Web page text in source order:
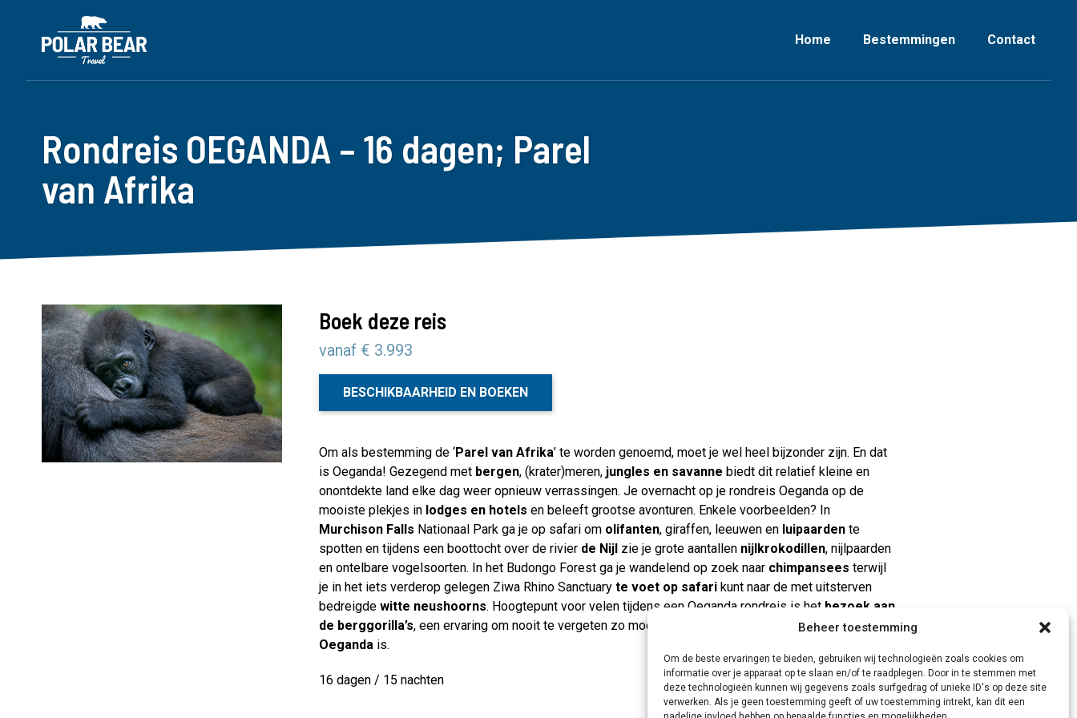
Beheer toestemming
Om de beste ervaringen te bieden, gebruiken wij technologieën zoals cookies om
informatie over je apparaat op te slaan en/of te raadplegen. Door in te stemmen met
deze technologieën kunnen wij gegevens zoals surfgedrag of unieke ID's op deze site
verwerken. Als je geen toestemming geeft of uw toestemming intrekt, kan dit een
Home Bestemmingen Contact
Rondreis OEGANDA – 16 dagen; Parel
van Afrika
Boek deze reis
vanaf € 3.993
BESCHIKBAARHEID EN BOEKEN
Om als bestemming de ‘Parel van Afrika’ te worden genoemd, moet je wel heel bijzonder zijn. En dat
is Oeganda! Gezegend met bergen, (krater)meren, jungles en savanne biedt dit relatief kleine en
onontdekte land elke dag weer opnieuw verrassingen. Je overnacht op je rondreis Oeganda op de
mooiste plekjes in lodges en hotels en beleeft grootse avonturen. Enkele voorbeelden? In
Murchison Falls Nationaal Park ga je op safari om olifanten, giraffen, leeuwen en luipaardente
spotten en tijdens een boottocht over de rivier de Nijlzie je grote aantallen nijlkrokodillen, nijlpaarden
en ontelbare vogelsoorten. In het Budongo Forest ga je wandelend op zoek naar chimpansees terwijl
je in het iets verderop gelegen Ziwa Rhino Sanctuary te voet op safarikunt naar de met uitsterven
bedreigde witte neushoorns. Hoogtepunt voor velen tijdens een Oeganda rondreis is het bezoek aan
de berggorilla’s, een ervaring om nooit te vergeten zo mooi! Ga met ons mee en ervaar hoe bijzonder
Oegandais.
16 dagen / 15 nachten